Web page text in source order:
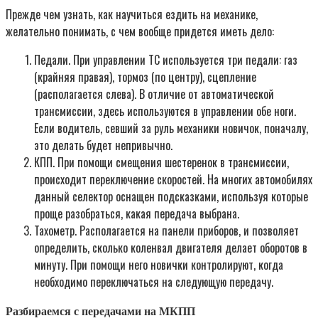
Прежде чем узнать, как научиться ездить на механике,
желательно понимать, с чем вообще придется иметь дело:
Педали. При управлении ТС используется три педали: газ
(крайняя правая), тормоз (по центру), сцепление
(располагается слева). В отличие от автоматической
трансмиссии, здесь используются в управлении обе ноги.
Если водитель, севший за руль механики новичок, поначалу,
это делать будет непривычно.
КПП. При помощи смещения шестеренок в трансмиссии,
происходит переключение скоростей. На многих автомобилях
данный селектор оснащен подсказками, используя которые
проще разобраться, какая передача выбрана.
Тахометр. Располагается на панели приборов, и позволяет
определить, сколько коленвал двигателя делает оборотов в
минуту. При помощи него новички контролируют, когда
необходимо переключаться на следующую передачу.
Разбираемся с передачами на МКПП